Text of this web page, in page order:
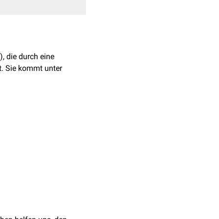
), die durch eine
Sie kommt unter
ist eine Keratosis